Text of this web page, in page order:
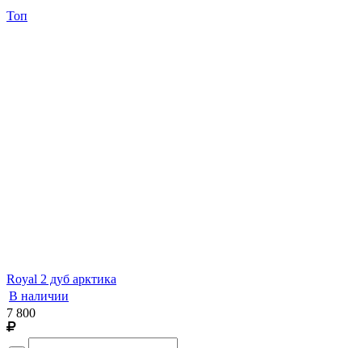
Топ
Royal 2 дуб арктика
В наличии
7 800